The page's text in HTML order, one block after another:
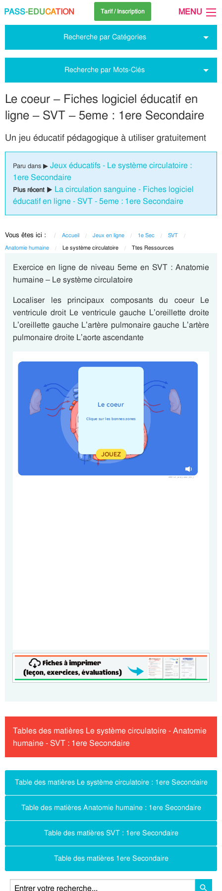
PASS-EDUCATION Tarif / Inscription MENU
Recherche par Catégories
Recherche par Mots-Clés
Le coeur – Fiches logiciel éducatif en
ligne – SVT – 5eme : 1ere Secondaire
Un jeu éducatif pédagogique à utiliser gratuitement
Paru dans ▶ Jeux éducatifs - Le système circulatoire :
1ere Secondaire
Plus récent ▶ La circulation sanguine - Fiches logiciel
éducatif en ligne - SVT - 5eme : 1ere Secondaire
Vous êtes ici : Accueil Jeux en ligne 1e Sec
SVT
Anatomie humaine
Current:
Le système circulatoire Current:
Ttes Ressources
Exercice en ligne de niveau 5eme en SVT : Anatomie
humaine – Le système circulatoire
Localiser les principaux composants du coeur Le
ventricule droit Le ventricule gauche L’oreillette droite
L’oreillette gauche L’artère pulmonaire gauche L’artère
pulmonaire droite L’aorte ascendante
Tables des matières Le système circulatoire - Anatomie
humaine - SVT : 1ere Secondaire
Table des matières Le système circulatoire : 1ere Secondaire
Table des matières Anatomie humaine : 1ere Secondaire
Table des matières SVT : 1ere Secondaire
Table des matières 1ere Secondaire